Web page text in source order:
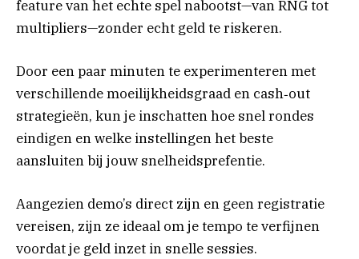
feature van het echte spel nabootst—van RNG tot
multipliers—zonder echt geld te riskeren.
Door een paar minuten te experimenteren met
verschillende moeilijkheidsgraad en cash‑out
strategieën, kun je inschatten hoe snel rondes
eindigen en welke instellingen het beste
aansluiten bij jouw snelheidsprefentie.
Aangezien demo’s direct zijn en geen registratie
vereisen, zijn ze ideaal om je tempo te verfijnen
voordat je geld inzet in snelle sessies.